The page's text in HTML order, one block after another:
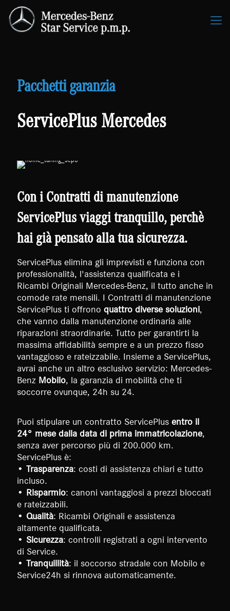
Pacchetti garanzia
ServicePlus Mercedes
Con i Contratti di manutenzione
ServicePlus viaggi tranquillo, perchè
hai già pensato alla tua sicurezza.
ServicePlus elimina gli imprevisti e funziona con
professionalità, l'assistenza qualificata e i
Ricambi Originali Mercedes-Benz, il tutto anche in
comode rate mensili. I Contratti di manutenzione
ServicePlus ti offrono quattro diverse soluzioni,
che vanno dalla manutenzione ordinaria alle
riparazioni straordinarie. Tutto per garantirti la
massima affidabilità sempre e a un prezzo fisso
vantaggioso e rateizzabile. Insieme a ServicePlus,
avrai anche un altro esclusivo servizio: Mercedes-
Benz Mobilo, la garanzia di mobilità che ti
soccorre ovunque, 24h su 24.
Puoi stipulare un contratto ServicePlus entro il
24° mese dalla data di prima immatricolazione,
senza aver percorso più di 200.000 km.
ServicePlus è:
• Trasparenza: costi di assistenza chiari e tutto
incluso.
• Risparmio: canoni vantaggiosi a prezzi bloccati
e rateizzabili.
• Qualità: Ricambi Originali e assistenza
altamente qualificata.
• Sicurezza: controlli registrati a ogni intervento
di Service.
• Tranquillità: il soccorso stradale con Mobilo e
Service24h si rinnova automaticamente.